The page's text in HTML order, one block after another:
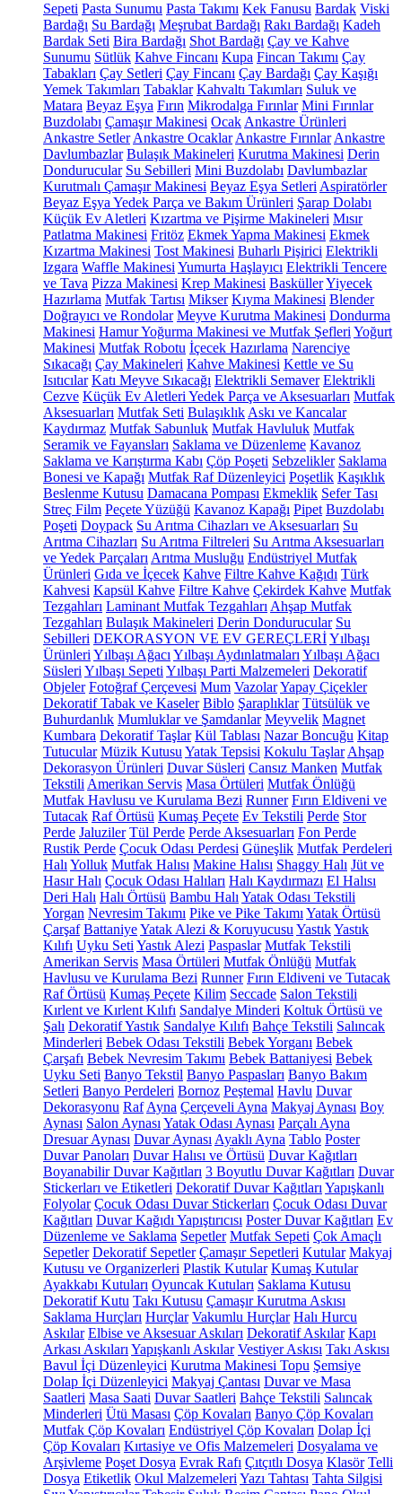
Sepeti Pasta Sunumu Pasta Takımı Kek Fanusu Bardak Viski
Bardağı Su Bardağı Meşrubat Bardağı Rakı Bardağı Kadeh
Bardak Seti Bira Bardağı Shot Bardağı Çay ve Kahve
Sunumu Sütlük Kahve Fincanı Kupa Fincan Takımı Çay
Tabakları Çay Setleri Çay Fincanı Çay Bardağı Çay Kaşığı
Yemek Takımları Tabaklar Kahvaltı Takımları Suluk ve
Matara Beyaz Eşya Fırın Mikrodalga Fırınlar Mini Fırınlar
Buzdolabı Çamaşır Makinesi Ocak Ankastre Ürünleri
Ankastre Setler Ankastre Ocaklar Ankastre Fırınlar Ankastre
Davlumbazlar Bulaşık Makineleri Kurutma Makinesi Derin
Dondurucular Su Sebilleri Mini Buzdolabı Davlumbazlar
Kurutmalı Çamaşır Makinesi Beyaz Eşya Setleri Aspiratörler
Beyaz Eşya Yedek Parça ve Bakım Ürünleri Şarap Dolabı
Küçük Ev Aletleri Kızartma ve Pişirme Makineleri Mısır
Patlatma Makinesi Fritöz Ekmek Yapma Makinesi Ekmek
Kızartma Makinesi Tost Makinesi Buharlı Pişirici Elektrikli
Izgara Waffle Makinesi Yumurta Haşlayıcı Elektrikli Tencere
ve Tava Pizza Makinesi Krep Makinesi BasküllerYiyecek
Hazırlama Mutfak Tartısı Mikser Kıyma Makinesi Blender
Doğrayıcı ve Rondolar Meyve Kurutma Makinesi Dondurma
Makinesi Hamur Yoğurma Makinesi ve Mutfak Şefleri Yoğurt
Makinesi Mutfak Robotu İçecek Hazırlama Narenciye
Sıkacağı Çay Makineleri Kahve Makinesi Kettle ve Su
Isıtıcılar Katı Meyve Sıkacağı Elektrikli Semaver Elektrikli
Cezve Küçük Ev Aletleri Yedek Parça ve Aksesuarları Mutfak
Aksesuarları Mutfak Seti Bulaşıklık Askı ve Kancalar
Kaydırmaz Mutfak Sabunluk Mutfak Havluluk Mutfak
Seramik ve Fayansları Saklama ve Düzenleme Kavanoz
Saklama ve Karıştırma Kabı Çöp Poşeti Sebzelikler Saklama
Bonesi ve Kapağı Mutfak Raf Düzenleyici Poşetlik Kaşıklık
Beslenme Kutusu Damacana Pompası Ekmeklik Sefer Tası
Streç Film Peçete Yüzüğü Kavanoz Kapağı Pipet Buzdolabı
Poşeti Doypack Su Arıtma Cihazları ve Aksesuarları Su
Arıtma Cihazları Su Arıtma Filtreleri Su Arıtma Aksesuarları
ve Yedek Parçaları Arıtma Musluğu Endüstriyel Mutfak
Ürünleri Gıda ve İçecek Kahve Filtre Kahve Kağıdı Türk
Kahvesi Kapsül Kahve Filtre Kahve Çekirdek Kahve Mutfak
Tezgahları Laminant Mutfak Tezgahları Ahşap Mutfak
Tezgahları Bulaşık Makineleri Derin Dondurucular Su
Sebilleri DEKORASYON VE EV GEREÇLERİYılbaşı
Ürünleri Yılbaşı Ağacı Yılbaşı Aydınlatmaları Yılbaşı Ağacı
Süsleri Yılbaşı Sepeti Yılbaşı Parti Malzemeleri Dekoratif
Objeler Fotoğraf Çerçevesi Mum VazolarYapay Çiçekler
Dekoratif Tabak ve Kaseler Biblo Şaraplıklar Tütsülük ve
Buhurdanlık Mumluklar ve Şamdanlar Meyvelik Magnet
Kumbara Dekoratif Taşlar Kül Tablası Nazar Boncuğu Kitap
Tutucular Müzik Kutusu Yatak Tepsisi Kokulu Taşlar Ahşap
Dekorasyon Ürünleri Duvar Süsleri Cansız Manken Mutfak
Tekstili Amerikan Servis Masa Örtüleri Mutfak Önlüğü
Mutfak Havlusu ve Kurulama Bezi Runner Fırın Eldiveni ve
Tutacak Raf Örtüsü Kumaş Peçete Ev Tekstili Perde Stor
Perde Jaluziler Tül Perde Perde Aksesuarları Fon Perde
Rustik Perde Çocuk Odası Perdesi Güneşlik Mutfak Perdeleri
Halı Yolluk Mutfak Halısı Makine Halısı Shaggy Halı Jüt ve
Hasır Halı Çocuk Odası Halıları Halı Kaydırmazı El Halısı
Deri Halı Halı Örtüsü Bambu Halı Yatak Odası Tekstili
Yorgan Nevresim Takımı Pike ve Pike Takımı Yatak Örtüsü
Çarşaf BattaniyeYatak Alezi & Koruyucusu YastıkYastık
Kılıfı Uyku Seti Yastık Alezi Paspaslar Mutfak Tekstili
Amerikan Servis Masa Örtüleri Mutfak Önlüğü Mutfak
Havlusu ve Kurulama Bezi Runner Fırın Eldiveni ve Tutacak
Raf Örtüsü Kumaş Peçete Kilim Seccade Salon Tekstili
Kırlent ve Kırlent Kılıfı Sandalye Minderi Koltuk Örtüsü ve
Şalı Dekoratif Yastık Sandalye Kılıfı Bahçe Tekstili Salıncak
Minderleri Bebek Odası Tekstili Bebek Yorganı Bebek
Çarşafı Bebek Nevresim Takımı Bebek Battaniyesi Bebek
Uyku Seti Banyo Tekstil Banyo Paspasları Banyo Bakım
Setleri Banyo Perdeleri Bornoz Peştemal Havlu Duvar
Dekorasyonu Raf Ayna Çerçeveli Ayna Makyaj Aynası Boy
Aynası Salon Aynası Yatak Odası Aynası Parçalı Ayna
Dresuar Aynası Duvar Aynası Ayaklı Ayna Tablo Poster
Duvar Panoları Duvar Halısı ve Örtüsü Duvar Kağıtları
Boyanabilir Duvar Kağıtları 3 Boyutlu Duvar Kağıtları Duvar
Stickerları ve Etiketleri Dekoratif Duvar Kağıtları Yapışkanlı
Folyolar Çocuk Odası Duvar Stickerları Çocuk Odası Duvar
Kağıtları Duvar Kağıdı Yapıştırıcısı Poster Duvar Kağıtları Ev
Düzenleme ve Saklama Sepetler Mutfak Sepeti Çok Amaçlı
Sepetler Dekoratif Sepetler Çamaşır Sepetleri Kutular Makyaj
Kutusu ve Organizerleri Plastik Kutular Kumaş Kutular
Ayakkabı Kutuları Oyuncak Kutuları Saklama Kutusu
Dekoratif Kutu Takı Kutusu Çamaşır Kurutma Askısı
Saklama Hurçları Hurçlar Vakumlu Hurçlar Halı Hurcu
Askılar Elbise ve Aksesuar Askıları Dekoratif Askılar Kapı
Arkası Askıları Yapışkanlı Askılar Vestiyer Askısı Takı Askısı
Bavul İçi Düzenleyici Kurutma Makinesi Topu Şemsiye
Dolap İçi Düzenleyici Makyaj Çantası Duvar ve Masa
Saatleri Masa Saati Duvar Saatleri Bahçe Tekstili Salıncak
Minderleri Ütü Masası Çöp Kovaları Banyo Çöp Kovaları
Mutfak Çöp Kovaları Endüstriyel Çöp Kovaları Dolap İçi
Çöp Kovaları Kırtasiye ve Ofis Malzemeleri Dosyalama ve
Arşivleme Poşet Dosya Evrak Rafı Çıtçıtlı Dosya Klasör Telli
Dosya Etiketlik Okul Malzemeleri Yazı Tahtası Tahta Silgisi